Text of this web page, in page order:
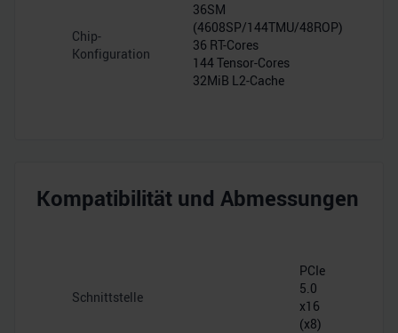
Chip-
Konfiguration
36SM
(4608SP/144TMU/48ROP)
36 RT-Cores
144 Tensor-Cores
32MiB L2-Cache
Kompatibilität und Abmessungen
Schnittstelle
PCIe
5.0
x16
(x8)